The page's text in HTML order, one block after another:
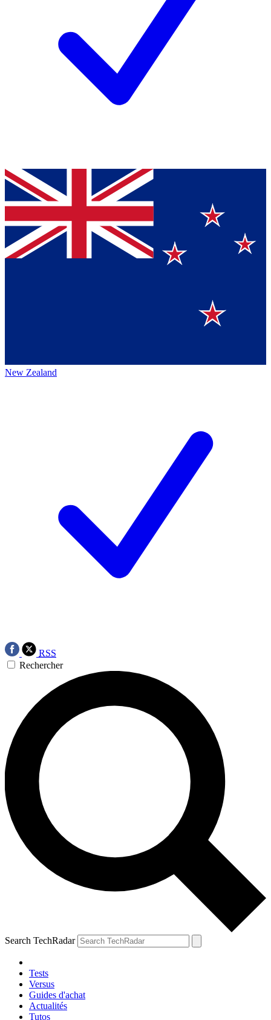
New Zealand
RSS
Rechercher
Search TechRadar
Tests
Versus
Guides d'achat
Actualités
Tutos